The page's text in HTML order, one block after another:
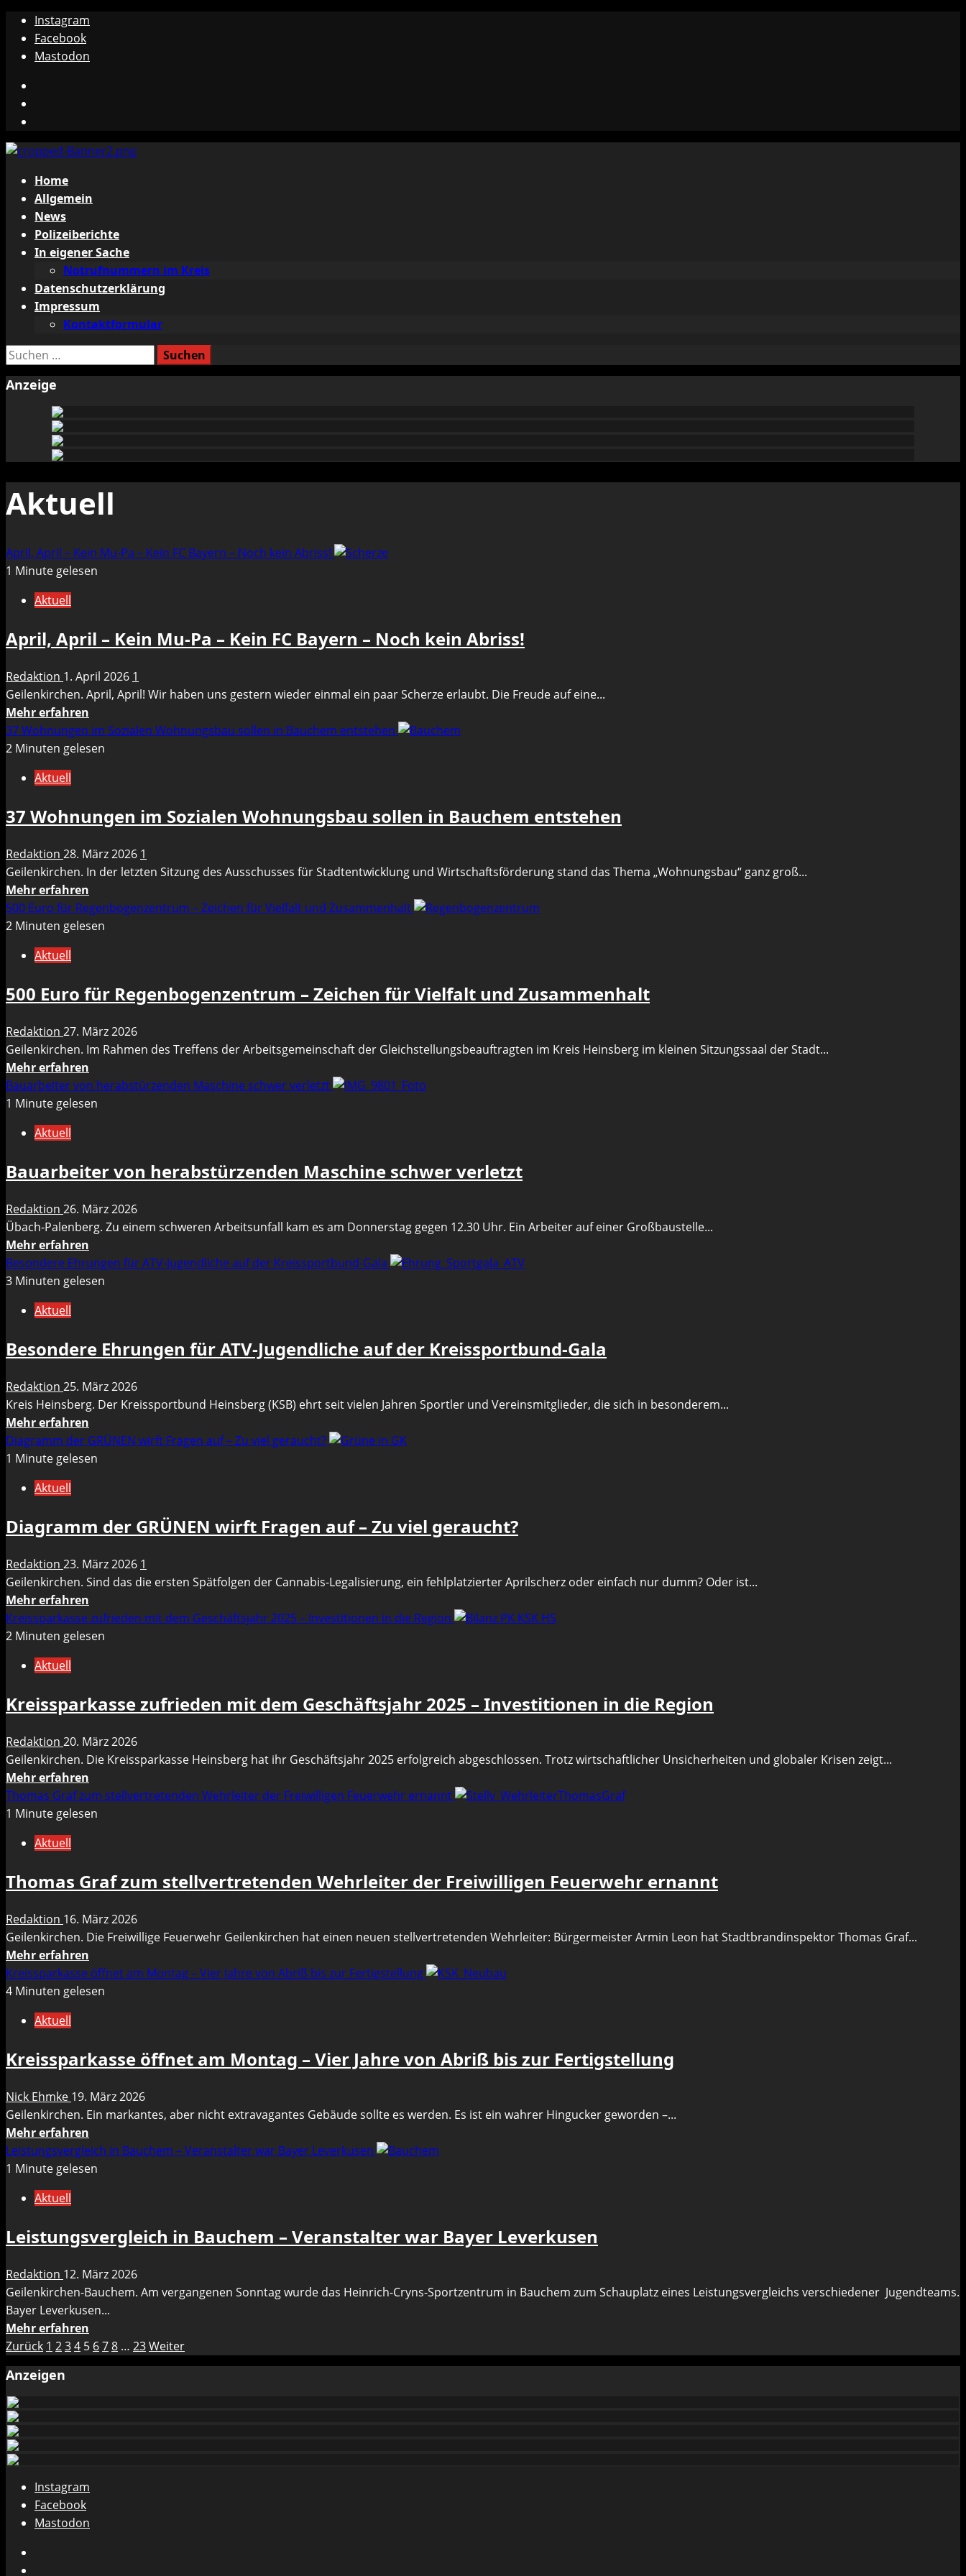
Zum
Inhalt
springen
Instagram
Facebook
Mastodon
Primäres
Menü
Home
Allgemein
News
Polizeiberichte
In eigener Sache
Notrufnummern im Kreis
Datenschutzerklärung
Impressum
Kontaktformular
Suchen
Anzeige
Aktuell
April, April – Kein Mu-Pa – Kein FC Bayern – Noch kein Abriss!
1 Minute gelesen
Aktuell
April, April – Kein Mu-Pa – Kein FC Bayern – Noch kein Abriss!
Redaktion 1. April 2026 1
Geilenkirchen. April, April! Wir haben uns gestern wieder einmal ein paar Scherze erlaubt. Die Freude auf eine...
Mehr erfahren
Informationen
über
Kein
Pa
–
Kein
FC
Bayern
Abriss!
37 Wohnungen im Sozialen Wohnungsbau sollen in Bauchem entstehen
2 Minuten gelesen
Aktuell
37 Wohnungen im Sozialen Wohnungsbau sollen in Bauchem entstehen
Redaktion 28. März 2026 1
Geilenkirchen. In der letzten Sitzung des Ausschusses für Stadtentwicklung und Wirtschaftsförderung stand das Thema „Wohnungsbau“ ganz groß...
Mehr erfahren
Informationen
über
Sozialen
sollen
in
Bauchem
entstehen
500 Euro für Regenbogenzentrum – Zeichen für Vielfalt und Zusammenhalt
2 Minuten gelesen
Aktuell
500 Euro für Regenbogenzentrum – Zeichen für Vielfalt und Zusammenhalt
Redaktion 27. März 2026
Geilenkirchen. Im Rahmen des Treffens der Arbeitsgemeinschaft der Gleichstellungsbeauftragten im Kreis Heinsberg im kleinen Sitzungssaal der Stadt...
Mehr erfahren
Informationen
über
Regenbogenzentrum
Zeichen
für
Vielfalt
und
Zusammenhalt
Bauarbeiter von herabstürzenden Maschine schwer verletzt
1 Minute gelesen
Aktuell
Bauarbeiter von herabstürzenden Maschine schwer verletzt
Redaktion 26. März 2026
Übach-Palenberg. Zu einem schweren Arbeitsunfall kam es am Donnerstag gegen 12.30 Uhr. Ein Arbeiter auf einer Großbaustelle...
Mehr erfahren
Informationen
über
Maschine
verletzt
Besondere Ehrungen für ATV-Jugendliche auf der Kreissportbund-Gala
3 Minuten gelesen
Aktuell
Besondere Ehrungen für ATV-Jugendliche auf der Kreissportbund-Gala
Redaktion 25. März 2026
Kreis Heinsberg. Der Kreissportbund Heinsberg (KSB) ehrt seit vielen Jahren Sportler und Vereinsmitglieder, die sich in besonderem...
Mehr erfahren
Informationen
über
ATV-
auf
der
Kreissportbund-
Gala
Diagramm der GRÜNEN wirft Fragen auf – Zu viel geraucht?
1 Minute gelesen
Aktuell
Diagramm der GRÜNEN wirft Fragen auf – Zu viel geraucht?
Redaktion 23. März 2026 1
Geilenkirchen. Sind das die ersten Spätfolgen der Cannabis-Legalisierung, ein fehlplatzierter Aprilscherz oder einfach nur dumm? Oder ist...
Mehr erfahren
Informationen
über
wirft
auf
–
Zu
viel
geraucht?
Kreissparkasse zufrieden mit dem Geschäftsjahr 2025 – Investitionen in die Region
2 Minuten gelesen
Aktuell
Kreissparkasse zufrieden mit dem Geschäftsjahr 2025 – Investitionen in die Region
Redaktion 20. März 2026
Geilenkirchen. Die Kreissparkasse Heinsberg hat ihr Geschäftsjahr 2025 erfolgreich abgeschlossen. Trotz wirtschaftlicher Unsicherheiten und globaler Krisen zeigt...
Mehr erfahren
Informationen
über
dem
2025
–
Investitionen
in
die
Thomas Graf zum stellvertretenden Wehrleiter der Freiwilligen Feuerwehr ernannt
1 Minute gelesen
Aktuell
Thomas Graf zum stellvertretenden Wehrleiter der Freiwilligen Feuerwehr ernannt
Redaktion 16. März 2026
Geilenkirchen. Die Freiwillige Feuerwehr Geilenkirchen hat einen neuen stellvertretenden Wehrleiter: Bürgermeister Armin Leon hat Stadtbrandinspektor Thomas Graf...
Mehr erfahren
Informationen
über
stellvertretenden
der
Freiwilligen
Feuerwehr
ernannt
Kreissparkasse öffnet am Montag – Vier Jahre von Abriß bis zur Fertigstellung
4 Minuten gelesen
Aktuell
Kreissparkasse öffnet am Montag – Vier Jahre von Abriß bis zur Fertigstellung
Nick Ehmke 19. März 2026
Geilenkirchen. Ein markantes, aber nicht extravagantes Gebäude sollte es werden. Es ist ein wahrer Hingucker geworden –...
Mehr erfahren
Informationen
über
Montag
Vier
Jahre
von
Abriß
bis
zur
Leistungsvergleich in Bauchem – Veranstalter war Bayer Leverkusen
1 Minute gelesen
Aktuell
Leistungsvergleich in Bauchem – Veranstalter war Bayer Leverkusen
Redaktion 12. März 2026
Geilenkirchen-Bauchem. Am vergangenen Sonntag wurde das Heinrich-Cryns-Sportzentrum in Bauchem zum Schauplatz eines Leistungsvergleichs verschiedener Jugendteams.
Bayer Leverkusen...
Mehr erfahren
Informationen
über
Bayer
Seitennummerierung
der
Beiträge
Zurück 1 234 5 678 … 23Weiter
Anzeigen
Instagram
Facebook
Mastodon